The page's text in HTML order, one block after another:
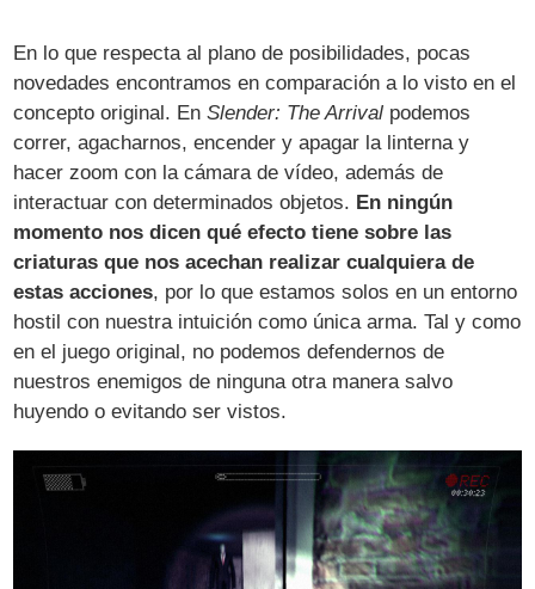
En lo que respecta al plano de posibilidades, pocas
novedades encontramos en comparación a lo visto en el
concepto original. EnSlender: The Arrival podemos
correr, agacharnos, encender y apagar la linterna y
hacer zoom con la cámara de vídeo, además de
interactuar con determinados objetos. En ningún
momento nos dicen qué efecto tiene sobre las
criaturas que nos acechan realizar cualquiera de
estas acciones, por lo que estamos solos en un entorno
hostil con nuestra intuición como única arma. Tal y como
en el juego original, no podemos defendernos de
nuestros enemigos de ninguna otra manera salvo
huyendo o evitando ser vistos.